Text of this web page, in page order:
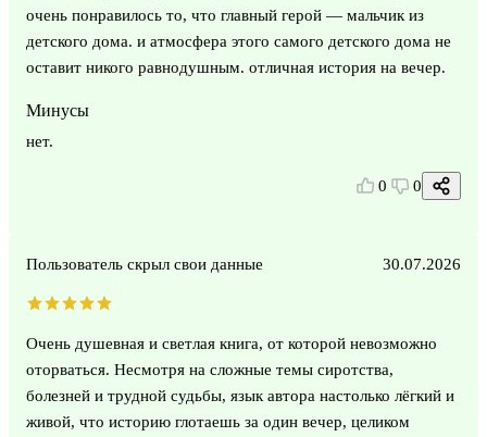
очень понравилось то, что главный герой — мальчик из
детского дома. и атмосфера этого самого детского дома не
оставит никого равнодушным. отличная история на вечер.
Минусы
нет.
0 0
Пользователь скрыл свои данные 30.07.2026
Очень душевная и светлая книга, от которой невозможно
оторваться. Несмотря на сложные темы сиротства,
болезней и трудной судьбы, язык автора настолько лёгкий и
живой, что историю глотаешь за один вечер, целиком